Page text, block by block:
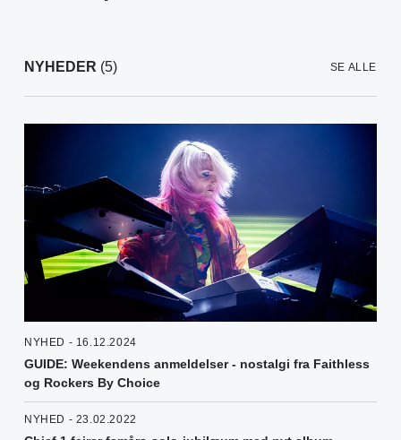
NYHEDER (5) SE ALLE
NYHED - 16.12.2024
GUIDE: Weekendens anmeldelser - nostalgi fra Faithless
og Rockers By Choice
NYHED - 23.02.2022